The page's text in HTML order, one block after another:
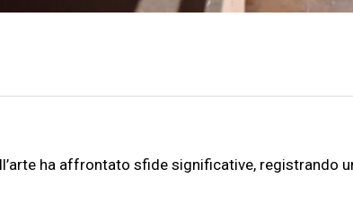
ha affrontato sfide significative, registrando